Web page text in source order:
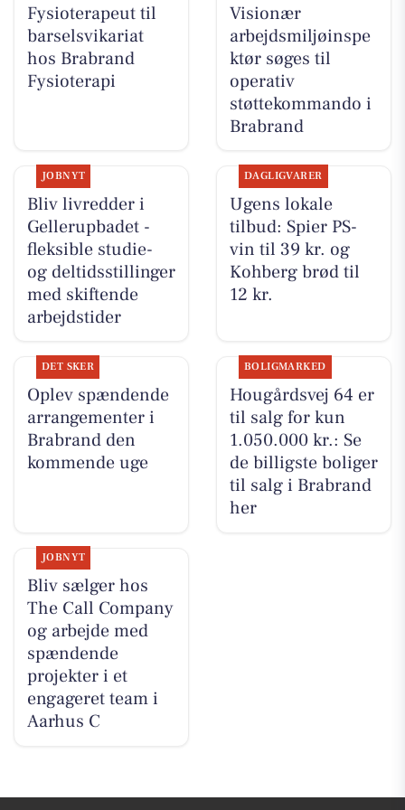
Fysioterapeut til
barselsvikariat
hos Brabrand
Fysioterapi
Visionær
arbejdsmiljøinspe
ktør søges til
operativ
støttekommando i
Brabrand
JOBNYT
Bliv livredder i
Gellerupbadet -
fleksible studie-
og deltidsstillinger
med skiftende
arbejdstider
DAGLIGVARER
Ugens lokale
tilbud: Spier PS-
vin til 39 kr. og
Kohberg brød til
12 kr.
DET SKER
Oplev spændende
arrangementer i
Brabrand den
kommende uge
BOLIGMARKED
Hougårdsvej 64 er
til salg for kun
1.050.000 kr.: Se
de billigste boliger
til salg i Brabrand
her
JOBNYT
Bliv sælger hos
The Call Company
og arbejde med
spændende
projekter i et
engageret team i
Aarhus C